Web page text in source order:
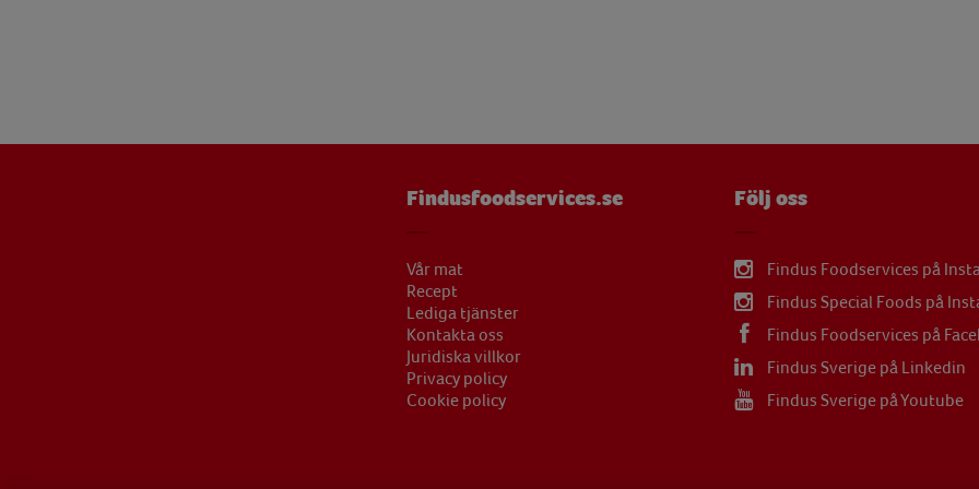
Vitamin D
1,66 µg
Findusfoodservices.se
Vår mat
Recept
Lediga tjänster
Kontakta oss
Juridiska villkor
Privacy policy
Cookie policy
Följ oss
Findus Foodservices på
Findus Special Foods på
Findus Foodservices på
Findus Sverige på Linkedin
Findus Sverige på Youtube